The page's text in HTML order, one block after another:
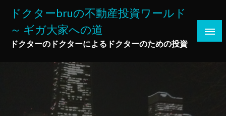
ドクターbruの不動産投資ワールド
～ ギガ大家への道
ドクターのドクターによるドクターのための投資